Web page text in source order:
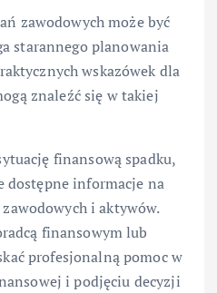
zawodowych może być
starannego planowania
wskazówek dla
znaleźć się w takiej
finansową spadku,
dostępne informacje na
i aktywów.
finansowym lub
profesjonalną pomoc w
i podjęciu decyzji